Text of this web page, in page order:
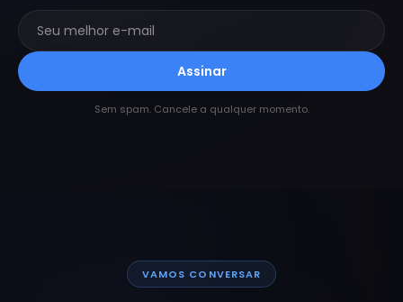
Assinar
Sem spam. Cancele a qualquer momento.
VAMOS CONVERSAR